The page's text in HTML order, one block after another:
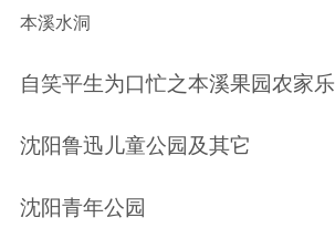
本溪水洞
自笑平生为口忙之本溪果园农家乐
沈阳鲁迅儿童公园及其它
沈阳青年公园